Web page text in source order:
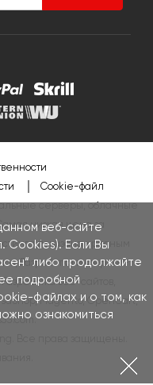
веб-сайте
Cookies). Если Вы
либо продолжайте
подробной
файлах и о том, как
ознакомиться
Cookie-файл
серверы, облачные
низкая цена за
показана красным
,Разработка интернет-
Разработка веб-сайтов
,Magento, OpenCart,
.
Все права защищены.